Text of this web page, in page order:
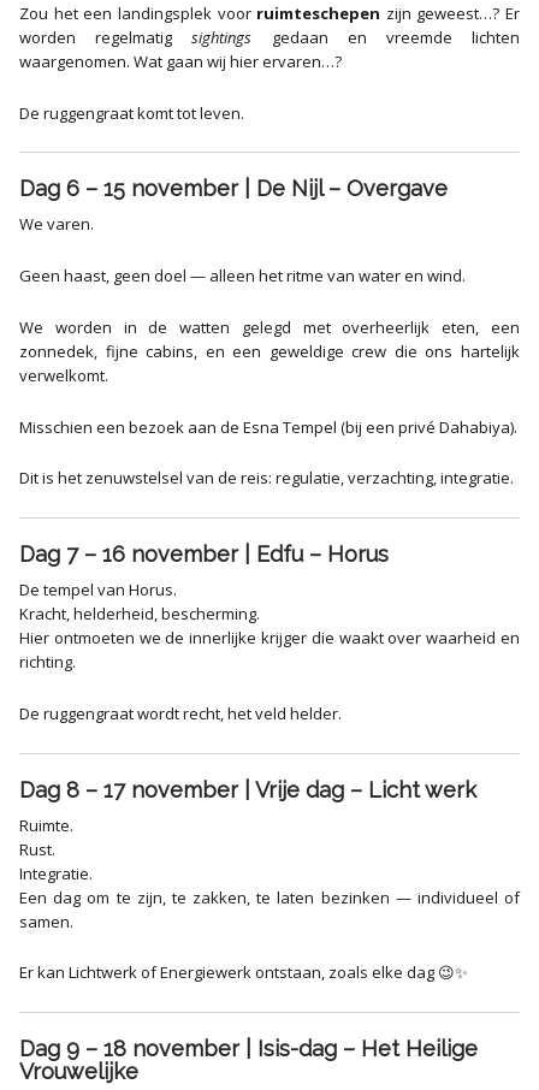
Zou het een landingsplek voor ruimteschepen zijn geweest…? Er
worden regelmatigsightings gedaan en vreemde lichten
waargenomen. Wat gaan wij hier ervaren…?
De ruggengraat komt tot leven.
Dag 6 – 15 november | De Nijl – Overgave
We varen.
Geen haast, geen doel — alleen het ritme van water en wind.
We worden in de watten gelegd met overheerlijk eten, een
zonnedek, fijne cabins, en een geweldige crew die ons hartelijk
verwelkomt.
Misschien een bezoek aan de Esna Tempel (bij een privé Dahabiya).
Dit is het zenuwstelsel van de reis: regulatie, verzachting, integratie.
Dag 7 – 16 november | Edfu – Horus
De tempel van Horus.
Kracht, helderheid, bescherming.
Hier ontmoeten we de innerlijke krijger die waakt over waarheid en
richting.
De ruggengraat wordt recht, het veld helder.
Dag 8 – 17 november | Vrije dag – Licht werk
Ruimte.
Rust.
Integratie.
Een dag om te zijn, te zakken, te laten bezinken — individueel of
samen.
Er kan Lichtwerk of Energiewerk ontstaan, zoals elke dag 😉✨
Dag 9 – 18 november | Isis-dag – Het Heilige
Vrouwelijke